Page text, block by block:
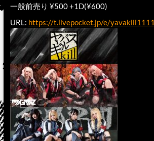
一般前売り ¥500 +1D(¥600)
URL: https://t.livepocket.jp/e/yavakill1111